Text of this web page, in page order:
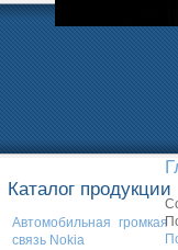
Каталог продукции
Автомобильная громкая
связь Nokia